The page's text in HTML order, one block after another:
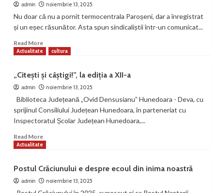
Petroșani
a
găzduit
„Mining
Heritage:
for
a
Sustainable
Future”
admin noiembrie 13, 2025
Nu doar că nu a pornit termocentrala Paroșeni, dar a înregistrat
și un eșec răsunător. Asta spun sindicaliștii într-un comunicat...
Read MoreRead
more
Paroșeni
a
pornit
cu
răsunător”
Actualitate cultura
„Citești și câștigi!”, la ediția a XII-a
admin noiembrie 13, 2025
Biblioteca Județeană „Ovid Densusianu” Hunedoara - Deva, cu
sprijinul Consiliului Județean Hunedoara, în parteneriat cu
Inspectoratul Școlar Județean Hunedoara,...
Read MoreRead
more
și
câștigi!”,
la
Actualitate
Postul Crăciunului e despre ecoul din inima noastră
admin noiembrie 13, 2025